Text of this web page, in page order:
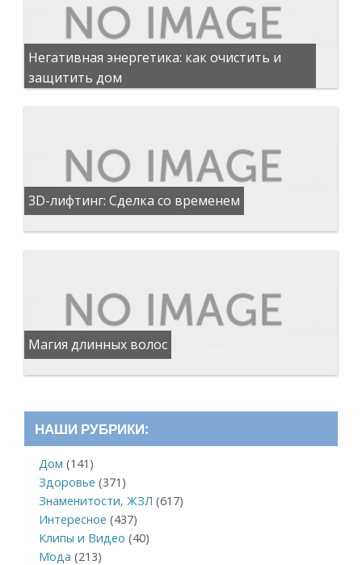
Негативная энергетика: как очистить и
защитить дом
3D-лифтинг: Сделка со временем
Магия длинных волос
НАШИ РУБРИКИ:
Дом (141)
Здоровье (371)
Знаменитости, ЖЗЛ (617)
Интересное (437)
Клипы и Видео (40)
Мода (213)